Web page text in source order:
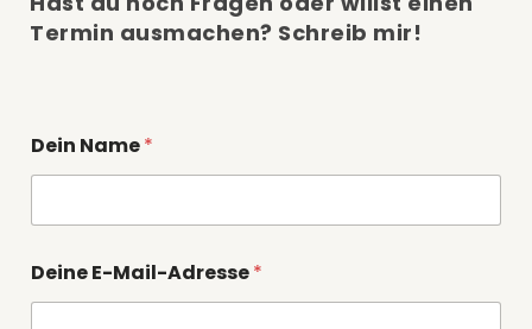
Termin ausmachen? Schreib mir!
Dein Name*
D
e
Deine E-Mail-Adresse*